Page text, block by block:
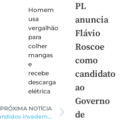
Homem
usa
vergalhão
para
colher
mangas
e
recebe
descarga
elétrica
PRÓXIMA NOTÍCIA
Bandidos invadem casa e roubam cerca de R$ 7 mil, joias e uma moto
PL
anuncia
Flávio
Roscoe
como
candidato
ao
Governo
de